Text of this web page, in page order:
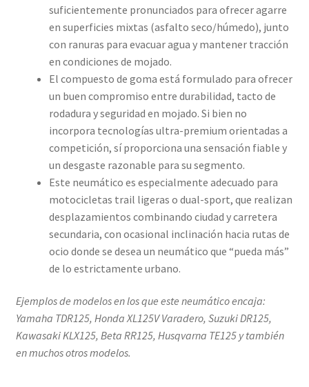
suficientemente pronunciados para ofrecer agarre
en superficies mixtas (asfalto seco/húmedo), junto
con ranuras para evacuar agua y mantener tracción
en condiciones de mojado.
El compuesto de goma está formulado para ofrecer
un buen compromiso entre durabilidad, tacto de
rodadura y seguridad en mojado. Si bien no
incorpora tecnologías ultra-premium orientadas a
competición, sí proporciona una sensación fiable y
un desgaste razonable para su segmento.
Este neumático es especialmente adecuado para
motocicletas trail ligeras o dual-sport, que realizan
desplazamientos combinando ciudad y carretera
secundaria, con ocasional inclinación hacia rutas de
ocio donde se desea un neumático que “pueda más”
de lo estrictamente urbano.
Ejemplos de modelos en los que este neumático encaja:
Yamaha TDR125, Honda XL125V Varadero, Suzuki DR125,
Kawasaki KLX125, Beta RR125, Husqvarna TE125 y también
en muchos otros modelos.